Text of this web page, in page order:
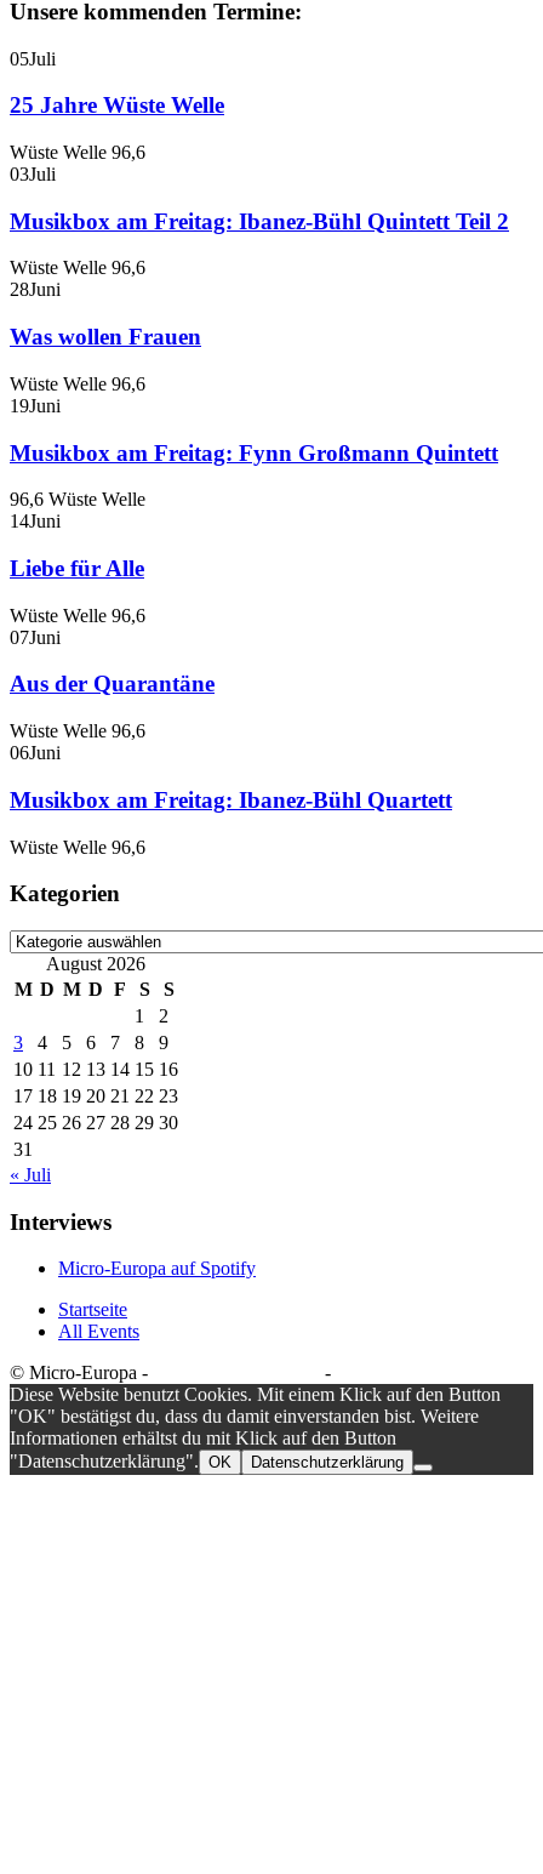
Unsere kommenden Termine:
05Juli
25 Jahre Wüste Welle
Wüste Welle 96,6
03Juli
Musikbox am Freitag: Ibanez-Bühl Quintett Teil 2
Wüste Welle 96,6
28Juni
Was wollen Frauen
Wüste Welle 96,6
19Juni
Musikbox am Freitag: Fynn Großmann Quintett
96,6 Wüste Welle
14Juni
Liebe für Alle
Wüste Welle 96,6
07Juni
Aus der Quarantäne
Wüste Welle 96,6
06Juni
Musikbox am Freitag: Ibanez-Bühl Quartett
Wüste Welle 96,6
Kategorien
Kategorien
August 2026
M D M D F S
S
1
2
3
4 5 6 7 8
9
10 11 12 13 14 15 16
17 18 19 20 21 22 23
24 25 26 27 28 29 30
31
« Juli
Interviews
Micro-Europa auf Spotify
Startseite
All Events
© Micro-Europa -
-
Diese Website benutzt Cookies. Mit einem Klick auf den Button
"OK" bestätigst du, dass du damit einverstanden bist. Weitere
Informationen erhältst du mit Klick auf den Button
"Datenschutzerklärung". OK Datenschutzerklärung